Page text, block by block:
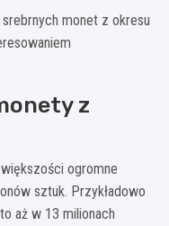
monet z okresu
z
ogromne
sztuk. Przykładowo
aż w 13 milionach